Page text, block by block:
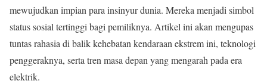
mewujudkan impian para insinyur dunia. Mereka menjadi simbol
status sosial tertinggi bagi pemiliknya. Artikel ini akan mengupas
tuntas rahasia di balik kehebatan kendaraan ekstrem ini, teknologi
penggeraknya, serta tren masa depan yang mengarah pada era
elektrik.